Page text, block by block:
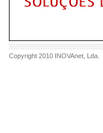
Copyright 2010 INOVAnet , Lda.